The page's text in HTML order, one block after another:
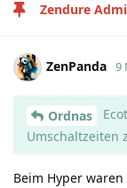
Zendure
ZenPanda 9
Ordnas
Umschaltzeiten
Beim Hyper